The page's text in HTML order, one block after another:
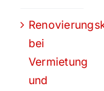
bei
Vermietung
und